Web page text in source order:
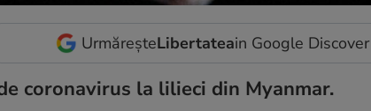
UrmăreșteLibertateain Google Discover
coronavirus la lilieci din Myanmar.